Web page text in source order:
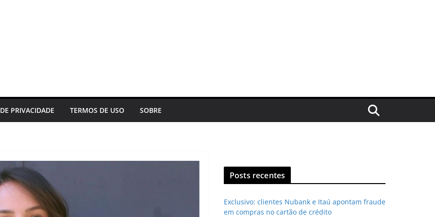
PRIVACIDADE TERMOS DE USO SOBRE
Posts recentes
Exclusivo: clientes Nubank e Itaú apontam fraude
em compras no cartão de crédito